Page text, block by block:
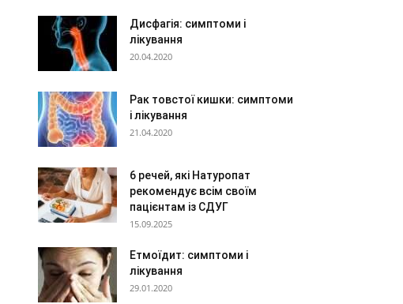
Дисфагія: симптоми і
лікування
20.04.2020
Рак товстої кишки: симптоми
і лікування
21.04.2020
6 речей, які Натуропат
рекомендує всім своїм
пацієнтам із СДУГ
15.09.2025
Етмоїдит: симптоми і
лікування
29.01.2020